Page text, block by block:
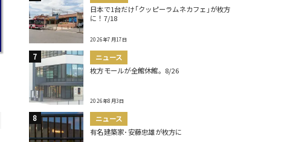
日本で1台だけ｢クッピーラムネカフェ｣が枚方
に！7/18
2026年7月17日
ニュース
枚方モールが全館休館。8/26
2026年8月3日
ニュース
有名建築家･安藤忠雄が枚方に